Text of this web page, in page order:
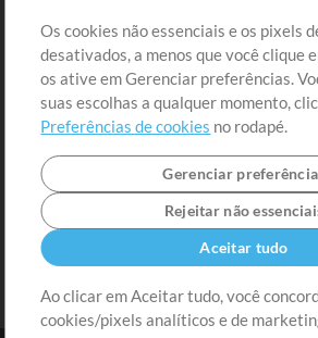
Extras
Sessões
Envie seu conteúdo
Playlist
MT Conference
Os cookies não essenciais e os pixels
desativados, a menos que você clique
os ative em Gerenciar preferências.
suas escolhas a qualquer momento,
Preferências de cookies no rodapé.
Gerenciar
Rejeitar não
Aceitar tudo
Ao clicar em Aceitar tudo, você
cookies/pixels analíticos e de